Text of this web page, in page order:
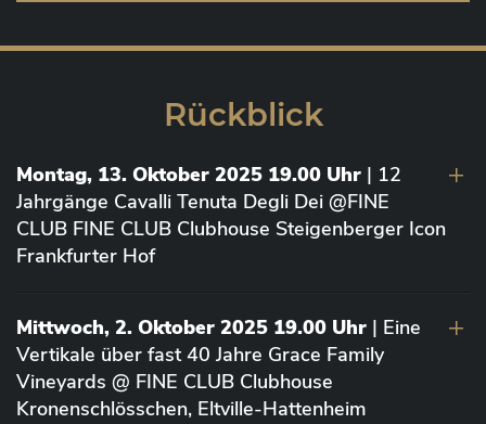
Rückblick
Montag, 13. Oktober 2025 19.00 Uhr | 12
Jahrgänge Cavalli Tenuta Degli Dei @FINE
CLUB FINE CLUB Clubhouse Steigenberger Icon
Frankfurter Hof
Mittwoch, 2. Oktober 2025 19.00 Uhr | Eine
Vertikale über fast 40 Jahre Grace Family
Vineyards @ FINE CLUB Clubhouse
Kronenschlösschen, Eltville-Hattenheim